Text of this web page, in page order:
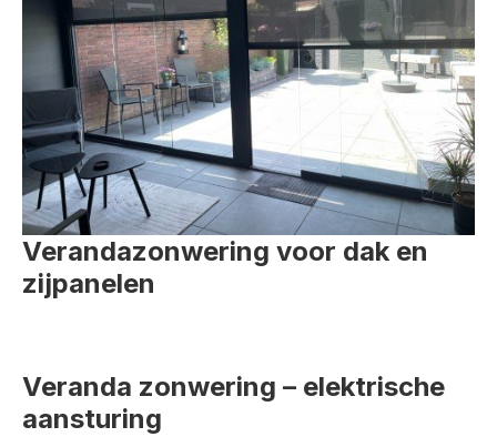
Verandazonwering voor dak en
zijpanelen
Veranda zonwering – elektrische
aansturing